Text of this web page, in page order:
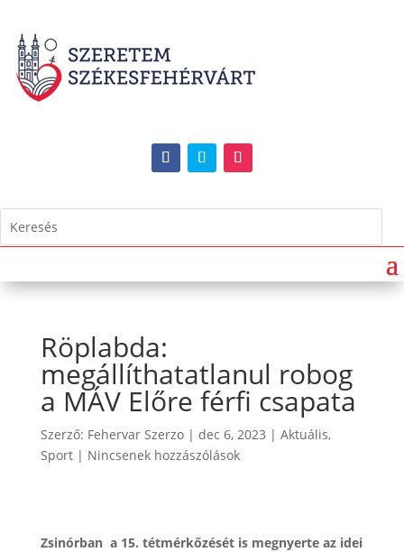
Röplabda:
megállíthatatlanul robog
a MÁV Előre férfi csapata
Szerző: Fehervar Szerzo| dec 6, 2023 | Aktuális,
Sport| Nincsenek hozzászólások
Zsinórban a 15. tétmérkőzését is megnyerte az idei